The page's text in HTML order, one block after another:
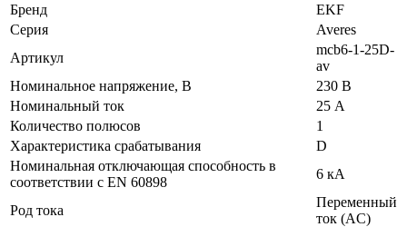
Бренд
EKF
Серия
Averes
Артикул
mcb6-1-25D-
av
Номинальное напряжение, В
230 В
Номинальный ток
25 А
Количество полюсов
1
Характеристика срабатывания
D
Номинальная отключающая способность в
соответствии с EN 60898
6 кА
Род тока
Переменный
ток (AC)